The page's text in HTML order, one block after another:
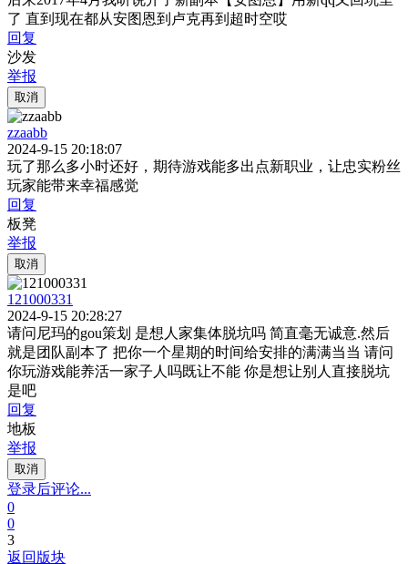
了 直到现在都从安图恩到卢克再到超时空哎
回复
沙发
举报
取消
zzaabb
2024-9-15 20:18:07
玩了那么多小时还好，期待游戏能多出点新职业，让忠实粉丝
玩家能带来幸福感觉
回复
板凳
举报
取消
121000331
2024-9-15 20:28:27
请问尼玛的gou策划 是想人家集体脱坑吗 简直毫无诚意.然后
就是团队副本了 把你一个星期的时间给安排的满满当当 请问
你玩游戏能养活一家子人吗既让不能 你是想让别人直接脱坑
是吧
回复
地板
举报
取消
登录后评论...
0
0
3
返回版块